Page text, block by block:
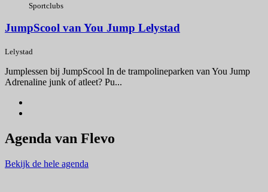
Sportclubs
JumpScool van You Jump Lelystad
Lelystad
Jumplessen bij JumpScool In de trampolineparken van You Jump
Adrenaline junk of atleet? Pu...
Agenda van Flevo
Bekijk de hele agenda